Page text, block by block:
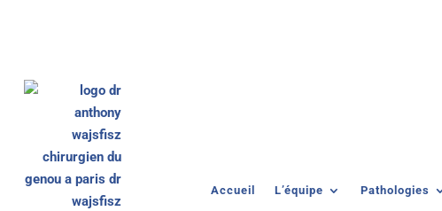
Accueil L’équipe Pathologies